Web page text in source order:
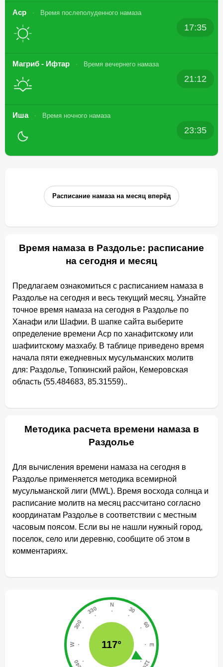
Аср Время послеполуденного намаза
17:35
Магриб - Ифтар Время вечернего намаза
21:12
Иша Время ночного намаза
23:35
Расписание намаза на месяц вперёд
Время намаза в Раздолье: расписание
на сегодня и месяц
Предлагаем ознакомиться с расписанием намаза в
Раздолье на сегодня и весь текущий месяц. Узнайте
точное время намаза на сегодня в Раздолье по
Ханафи или Шафии. В шапке сайта выберите
определение времени Аср по ханафитскому или
шафиитскому мазхабу. В таблице приведено время
начала пяти ежедневных мусульманских молитв
для: Раздолье, Топкинcкий район, Кемеровская
область (55.484683, 85.31559)..
Методика расчета времени намаза в
Раздолье
Для вычисления времени намаза на сегодня в
Раздолье применяется методика всемирной
мусульманской лиги (MWL). Время восхода солнца и
расписание молитв на месяц рассчитано согласно
координатам Раздолье в соответствии с местным
часовым поясом. Если вы не нашли нужный город,
поселок, село или деревню, сообщите об этом в
комментариях.
117°